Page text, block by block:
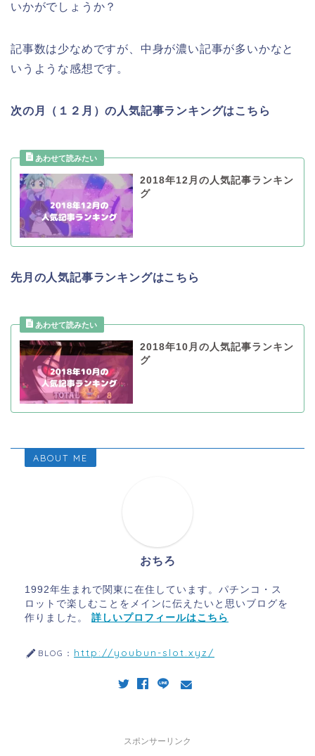
いかがでしょうか？
記事数は少なめですが、中身が濃い記事が多いかなと
いうような感想です。
次の月（１２月）の人気記事ランキングはこちら
2018年12月の人気記事ランキン
グ
先月の人気記事ランキングはこちら
2018年10月の人気記事ランキン
グ
ABOUT ME
おちろ
1992年生まれで関東に在住しています。パチンコ・ス
ロットで楽しむことをメインに伝えたいと思いブログを
作りました。 詳しいプロフィールはこちら
BLOG： http://youbun-slot.xyz/
スポンサーリンク